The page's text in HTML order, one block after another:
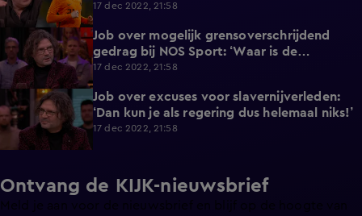
17 dec 2022, 21:58
3:31
Job over mogelijk grensoverschrijdend
gedrag bij NOS Sport: ‘Waar is de
weerbaarheid van de mensen?’
17 dec 2022, 21:58
4:37
Job over excuses voor slavernijverleden:
‘Dan kun je als regering dus helemaal niks!’
17 dec 2022, 21:58
Ontvang de KIJK-nieuwsbrief
Meld je aan voor de nieuwsbrief en blijf op de hoogte van